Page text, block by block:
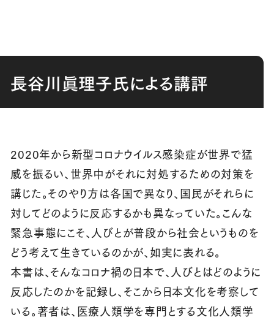
長谷川眞理子氏による講評
2020年から新型コロナウイルス感染症が世界で猛
威を振るい、世界中がそれに対処するための対策を
講じた。そのやり方は各国で異なり、国民がそれらに
対してどのように反応するかも異なっていた。こんな
緊急事態にこそ、人びとが普段から社会というものを
どう考えて生きているのかが、如実に表れる。
本書は、そんなコロナ禍の日本で、人びとはどのように
反応したのかを記録し、そこから日本文化を考察して
いる。著者は、医療人類学を専門とする文化人類学